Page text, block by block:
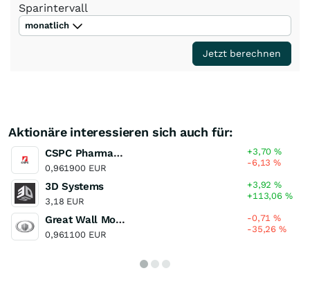
Sparintervall
monatlich
Jetzt berechnen
Aktionäre interessieren sich auch für:
CSPC Pharmaceutical Group
0,961900 EUR
+3,70%
-6,13%
3D Systems
3,18 EUR
+3,92%
+113,06 %
Great Wall Motor (H)
0,961100 EUR
-0,71%
-35,26%